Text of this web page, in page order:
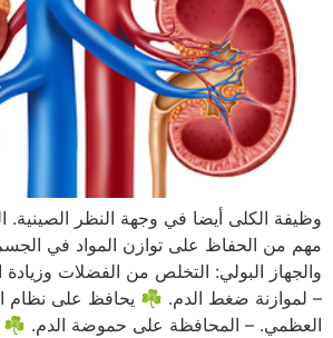
وظيفة الكلى أيضا في وجهة النظر الصينية.
مهم من الحفاظ على توازن المواد في
والجهاز البولي: التخلص من الفضلات وزيادة
– لموازنة ضغط الدم. ☘ يحافظ على نظام
العظمي. – المحافظة على حموضة الدم. ☘